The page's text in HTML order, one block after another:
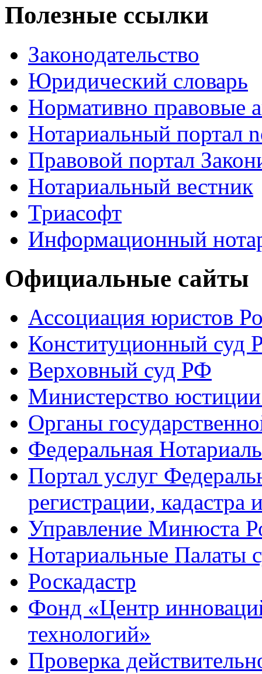
Полезные ссылки
Законодательство
Юридический словарь
Нормативно правовые
Нотариальный портал
Правовой портал
Нотариальный вестник
Триасофт
Информационный
Официальные сайты
Ассоциация юристов
Конституционный суд
Верховный суд РФ
Министерство
Органы
Федеральная
Портал услуг
регистрации, кадастра
Управление Минюста
Нотариальные Палаты
Роскадастр
Фонд «Центр
технологий»
Проверка